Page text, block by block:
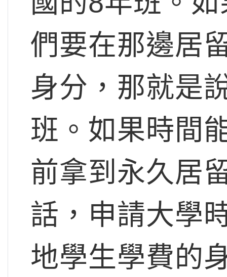
們要在那邊居
身分，那就是
班。如果時間
前拿到永久居
話，申請大學
地學生學費的